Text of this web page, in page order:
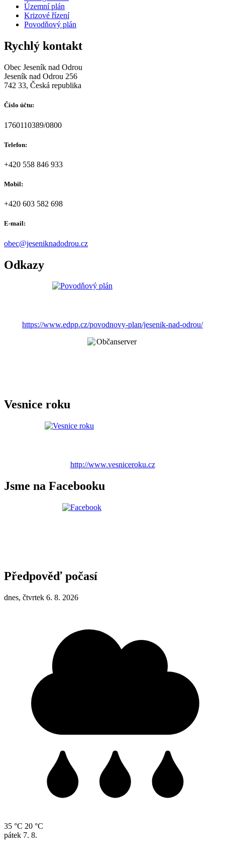
Územní plán
Krizové řízení
Povodňový plán
Rychlý kontakt
Obec Jeseník nad Odrou
Jeseník nad Odrou 256
742 33, Česká republika
Číslo účtu:
1760110389/0800
Telefon:
+420 558 846 933
Mobil:
+420 603 582 698
E-mail:
obec@jeseniknadodrou.cz
Odkazy
https://www.edpp.cz/povodnovy-plan/jesenik-nad-odrou/
Vesnice roku
http://www.vesniceroku.cz
Jsme na Facebooku
Předpověď počasí
dnes, čtvrtek 6. 8. 2026
35 °C 20 °C
pátek 7. 8.